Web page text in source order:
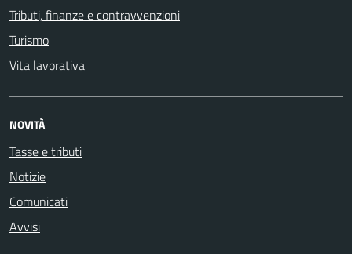
Tributi, finanze e contravvenzioni
Turismo
Vita lavorativa
NOVITÀ
Tasse e tributi
Notizie
Comunicati
Avvisi